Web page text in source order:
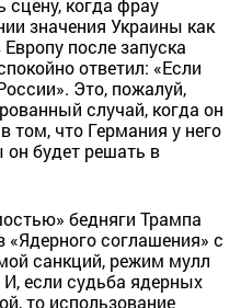
сцену, когда фрау
значения Украины как
после запуска
ответил: «Если
Это, пожалуй,
случай, когда он
том, что Германия у него
он будет решать в
бедняги Трампа
соглашения» с
санкций, режим мулл
если судьба ядерных
то использование